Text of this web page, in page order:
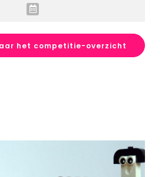
het competitie-overzicht